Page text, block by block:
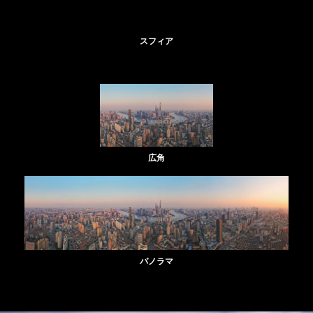
スフィア
広角
パノラマ